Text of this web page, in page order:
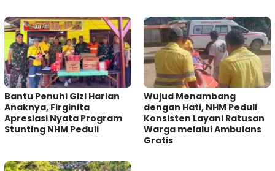
Bantu Penuhi Gizi Harian
Anaknya, Firginita
Apresiasi Nyata Program
Stunting NHM Peduli
Wujud Menambang
dengan Hati, NHM Peduli
Konsisten Layani Ratusan
Warga melalui Ambulans
Gratis